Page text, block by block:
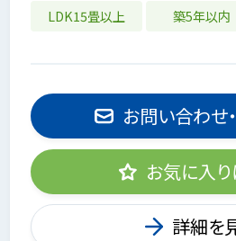
LDK15畳以上 築5年以内
お問い合わせ
お気に入
詳細を